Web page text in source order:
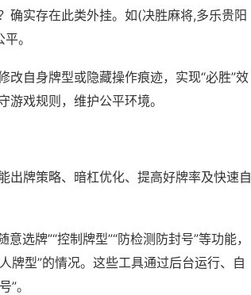
确实存在此类外挂。如(决胜麻将,多乐贵阳
。
改自身牌型或隐藏操作痕迹，实现“必胜”效
戏规则，维护公平环境。
出牌策略、暗杠优化、提高好牌率及快速自
选牌”“控制牌型”“防检测防封号”等功能，
牌型”的情况。这些工具通过后台运行、自
。